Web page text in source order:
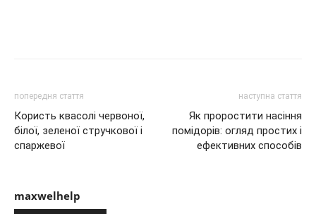
попередня стаття
Користь квасолі червоної,
білої, зеленої стручкової і
спаржевої
наступна стаття
Як проростити насіння
помідорів: огляд простих і
ефективних способів
maxwelhelp